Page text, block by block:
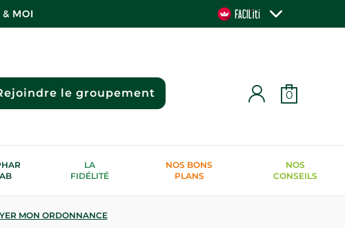
MOI
le groupement 0
LA
FIDÉLITÉ
NOS BONS
PLANS
NOS
CONSEILS
MON ORDONNANCE